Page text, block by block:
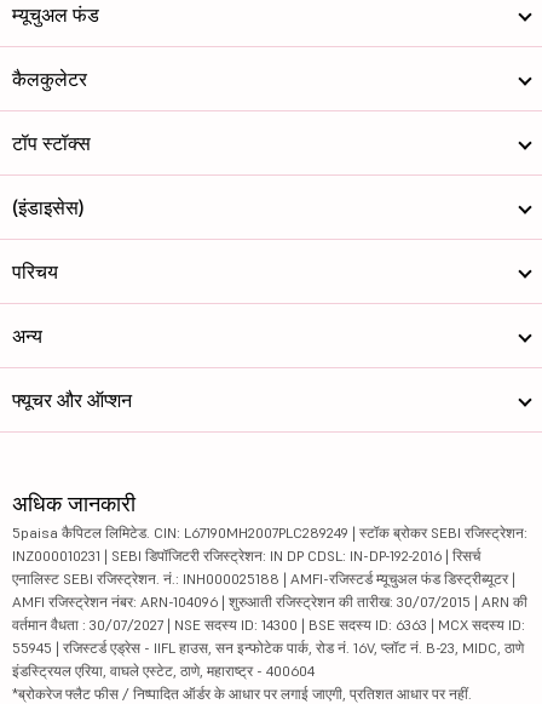
म्यूचुअल फंड
कैलकुलेटर
टॉप स्टॉक्स
(इंडाइसेस)
परिचय
अन्य
फ्यूचर और ऑप्शन
अधिक जानकारी
5paisa कैपिटल लिमिटेड. CIN: L67190MH2007PLC289249 | स्टॉक ब्रोकर SEBI रजिस्ट्रेशन:
INZ000010231 | SEBI डिपॉजिटरी रजिस्ट्रेशन: IN DP CDSL: IN-DP-192-2016 | रिसर्च
एनालिस्ट SEBI रजिस्ट्रेशन. नं.: INH000025188 | AMFI-रजिस्टर्ड म्यूचुअल फंड डिस्ट्रीब्यूटर |
AMFI रजिस्ट्रेशन नंबर: ARN-104096 | शुरुआती रजिस्ट्रेशन की तारीख: 30/07/2015 | ARN की
वर्तमान वैधता : 30/07/2027 | NSE सदस्य ID: 14300 | BSE सदस्य ID: 6363 | MCX सदस्य ID:
55945 | रजिस्टर्ड एड्रेस - IIFL हाउस, सन इन्फोटेक पार्क, रोड नं. 16V, प्लॉट नं. B-23, MIDC, ठाणे
इंडस्ट्रियल एरिया, वाघले एस्टेट, ठाणे, महाराष्ट्र - 400604
*ब्रोकरेज फ्लैट फीस / निष्पादित ऑर्डर के आधार पर लगाई जाएगी, प्रतिशत आधार पर नहीं.